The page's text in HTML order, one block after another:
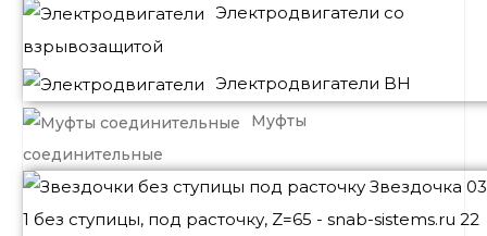
Электродвигатели со
взрывозащитой
Электродвигатели BH
Муфты
соединительные